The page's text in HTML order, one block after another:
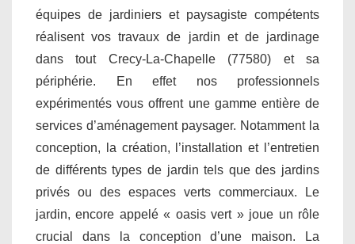
équipes de jardiniers et paysagiste compétents
réalisent vos travaux de jardin et de jardinage
dans tout Crecy-La-Chapelle (77580) et sa
périphérie. En effet nos professionnels
expérimentés vous offrent une gamme entière de
services d’aménagement paysager. Notamment la
conception, la création, l’installation et l’entretien
de différents types de jardin tels que des jardins
privés ou des espaces verts commerciaux. Le
jardin, encore appelé « oasis vert » joue un rôle
crucial dans la conception d’une maison. La